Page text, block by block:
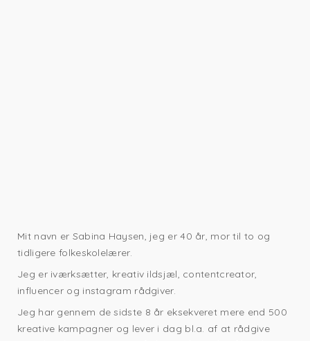
Mit navn er Sabina Haysen, jeg er 40 år, mor til to og
tidligere folkeskolelærer.
Jeg er iværksætter, kreativ ildsjæl, contentcreator,
influencer og instagram rådgiver.
Jeg har gennem de sidste 8 år eksekveret mere end 500
kreative kampagner og lever i dag bl.a. af at rådgive